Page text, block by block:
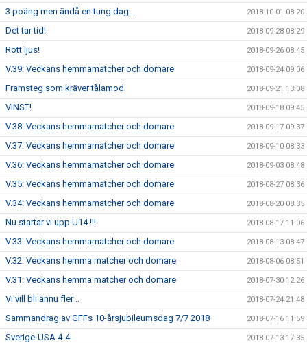
3 poäng men ändå en tung dag... 2018-10-01 08:20
Det tar tid! 2018-09-28 08:29
Rött ljus! 2018-09-26 08:45
V.39: Veckans hemmamatcher och domare 2018-09-24 09:06
Framsteg som kräver tålamod 2018-09-21 13:08
VINST! 2018-09-18 09:45
V.38: Veckans hemmamatcher och domare 2018-09-17 09:37
V.37: Veckans hemmamatcher och domare 2018-09-10 08:33
V.36: Veckans hemmamatcher och domare 2018-09-03 08:48
V.35: Veckans hemmamatcher och domare 2018-08-27 08:36
V.34: Veckans hemmamatcher och domare 2018-08-20 08:35
Nu startar vi upp U14 !!! 2018-08-17 11:06
V.33: Veckans hemmamatcher och domare 2018-08-13 08:47
V.32: Veckans hemma matcher och domare 2018-08-06 08:51
V.31: Veckans hemma matcher och domare 2018-07-30 12:26
Vi vill bli ännu fler .. 2018-07-24 21:48
Sammandrag av GFFs 10-årsjubileumsdag 7/7 2018 2018-07-16 11:59
Sverige-USA 4-4 2018-07-13 17:35